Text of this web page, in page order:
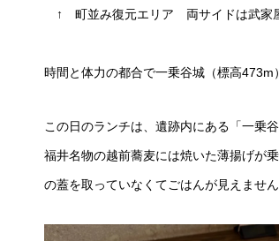
↑ 町並み復元エリア 両サイドは武家
時間と体力の都合で一乗谷城（標高473m
この日のランチは、遺跡内にある「一乗
福井名物の越前蕎麦には焼いた薄揚げが
の蓋を取っていなくてごはんが見えません